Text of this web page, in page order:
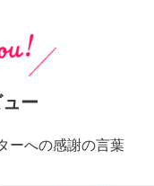
ー
ーへの感謝の言葉